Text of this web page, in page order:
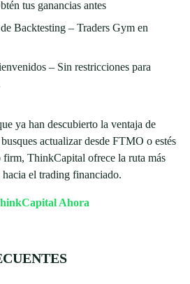
tus ganancias antes
Backtesting – Traders Gym en
– Sin restricciones para
ya han descubierto la ventaja de
actualizar desde FTMO o estés
firm, ThinkCapital ofrece la ruta más
el trading financiado.
Ahora